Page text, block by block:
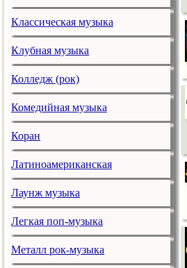
Классическая музыка
Клубная музыка
Колледж (рок)
Комедийная музыка
Коран
Латиноамериканская
Лаунж музыка
Легкая поп-музыка
Металл рок-музыка